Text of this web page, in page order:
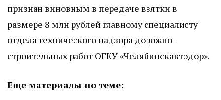
признан виновным в передаче взятки в
размере 8 млн рублей главному специалисту
отдела технического надзора дорожно-
строительных работ ОГКУ «Челябинскавтодор».
Еще материалы по теме: